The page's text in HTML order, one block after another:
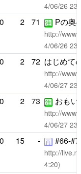
4/06/26
2 71 注 Pの奥
http://
4/06/26
2 72 はじめて
http://
4/06/27
2 73 注 おも
http://
4/06/27
15 - 再 #66-
http://
4:20)